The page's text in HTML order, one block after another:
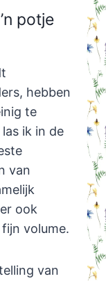
potje
hebben
te
ik in de
van
ook
volume.
van